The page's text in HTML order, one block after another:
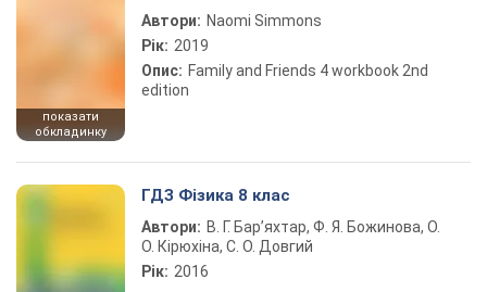
показати
обкладинку
Автори: Naomi Simmons
Рік: 2019
Опис: Family and Friends 4 workbook 2nd
edition
ГДЗ Фізика 8 клас
Автори: В. Г. Бар’яхтар, Ф. Я. Божинова, О.
О. Кірюхіна, С. О. Довгий
Рік: 2016